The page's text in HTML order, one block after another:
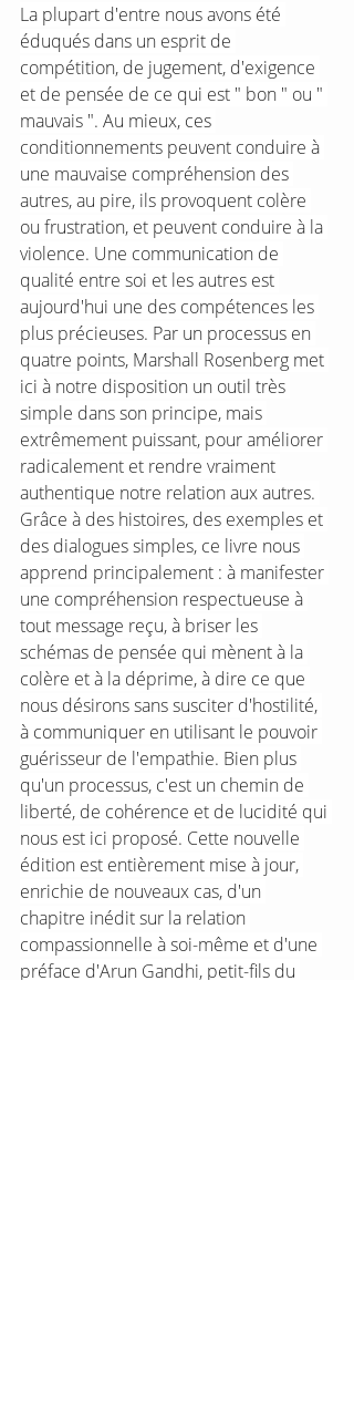
La plupart d'entre nous avons été
éduqués dans un esprit de
compétition, de jugement, d'exigence
et de pensée de ce qui est " bon " ou "
mauvais ". Au mieux, ces
conditionnements peuvent conduire à
une mauvaise compréhension des
autres, au pire, ils provoquent colère
ou frustration, et peuvent conduire à la
violence. Une communication de
qualité entre soi et les autres est
aujourd'hui une des compétences les
plus précieuses. Par un processus en
quatre points, Marshall Rosenberg met
ici à notre disposition un outil très
simple dans son principe, mais
extrêmement puissant, pour améliorer
radicalement et rendre vraiment
authentique notre relation aux autres.
Grâce à des histoires, des exemples et
des dialogues simples, ce livre nous
apprend principalement : à manifester
une compréhension respectueuse à
tout message reçu, à briser les
schémas de pensée qui mènent à la
colère et à la déprime, à dire ce que
nous désirons sans susciter d'hostilité,
à communiquer en utilisant le pouvoir
guérisseur de l'empathie. Bien plus
qu'un processus, c'est un chemin de
liberté, de cohérence et de lucidité qui
nous est ici proposé. Cette nouvelle
édition est entièrement mise à jour,
enrichie de nouveaux cas, d'un
chapitre inédit sur la relation
compassionnelle à soi-même et d'une
préface d'Arun Gandhi, petit-fils du